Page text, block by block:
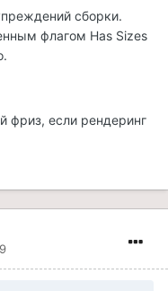
сборки.
флагом Has Sizes
фриз, если рендеринг